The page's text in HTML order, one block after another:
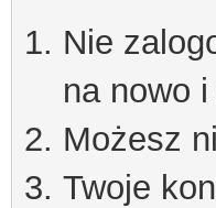
Nie
na nowo
Możesz
Twoje